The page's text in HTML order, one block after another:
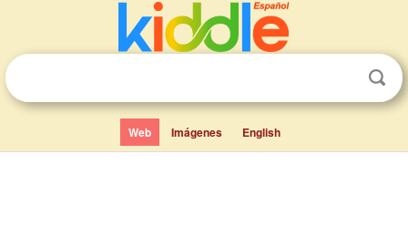
Web Imágenes English